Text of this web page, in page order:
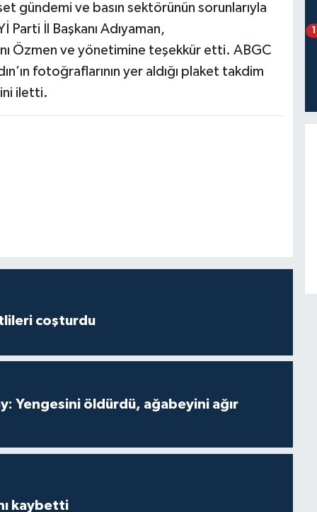
gündemi ve basın sektörünün sorunlarıyla
Parti İl Başkanı Adıyaman,
Özmen ve yönetimine teşekkür etti. ABGC
fotoğraflarının yer aldığı plaket takdim
iletti.
coşturdu
Yengesini öldürdü, ağabeyini ağır
kaybetti